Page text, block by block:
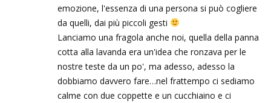
emozione, l'essenza di una persona si può cogliere
da quelli, dai più piccoli gesti
Lanciamo una fragola anche noi, quella della panna
cotta alla lavanda era un'idea che ronzava per le
nostre teste da un po', ma adesso, adesso la
dobbiamo davvero fare…nel frattempo ci sediamo
calme con due coppette e un cucchiaino e ci